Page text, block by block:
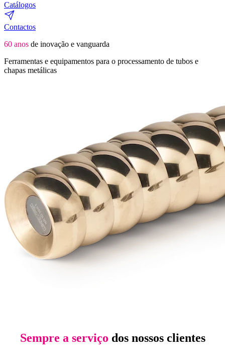
Catálogos
Contactos
60 anos de inovação e vanguarda
Ferramentas e equipamentos para o processamento de tubos e
chapas metálicas
Sempre a serviço dos nossos clientes